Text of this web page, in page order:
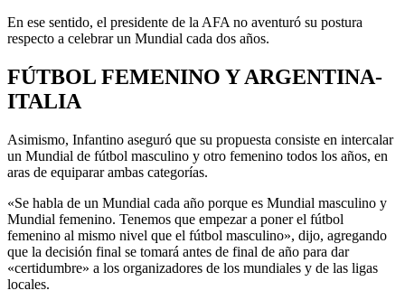
En ese sentido, el presidente de la AFA no aventuró su postura
respecto a celebrar un Mundial cada dos años.
FÚTBOL FEMENINO Y ARGENTINA-
ITALIA
Asimismo, Infantino aseguró que su propuesta consiste en intercalar
un Mundial de fútbol masculino y otro femenino todos los años, en
aras de equiparar ambas categorías.
«Se habla de un Mundial cada año porque es Mundial masculino y
Mundial femenino. Tenemos que empezar a poner el fútbol
femenino al mismo nivel que el fútbol masculino», dijo, agregando
que la decisión final se tomará antes de final de año para dar
«certidumbre» a los organizadores de los mundiales y de las ligas
locales.